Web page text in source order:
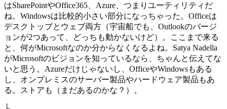
はSharePointやOffice365、Azure、つまりユーティリティだ
ね。Windowsは比較的小さい部分になっちゃった。Officeは
デスクトップとウェブ両方（宇宙船でも、Outlookのバージ
ョンが2つあって、どっちも動かないけど）。ここまで来る
と、何がMicrosoftなのか分からなくなるよね。Satya Nadella
がMicrosoftのビジョンを知っているなら、ちゃんと伝えてな
いと思う。Azureだけじゃないし、OfficeやWindowsもある
し、オンプレミスのサーバー製品やハードウェア製品もあ
る。ストアも（まだあるのかな？）。